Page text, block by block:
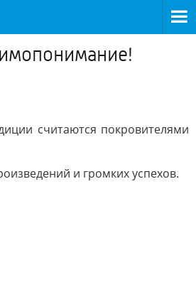
считаются покровителями
и громких успехов.